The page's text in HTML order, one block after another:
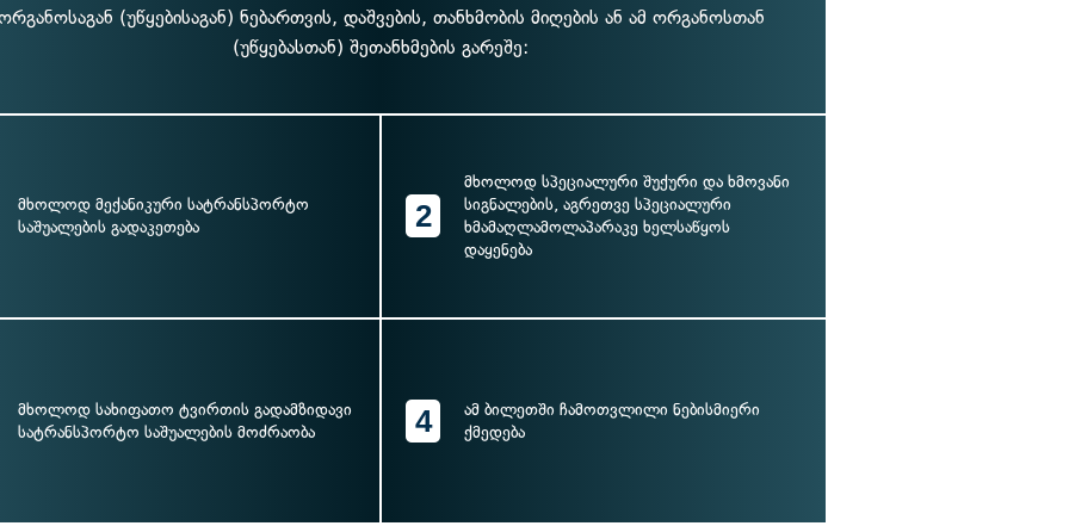
(უწყებისაგან) ნებართვის, დაშვების, თანხმობის მიღების ან ამ ორგანოსთან
(უწყებასთან) შეთანხმების გარეშე:
მხოლოდ მექანიკური სატრანსპორტო
საშუალების გადაკეთება
2
მხოლოდ სპეციალური შუქური და ხმოვანი
სიგნალების, აგრეთვე სპეციალური
ხმამაღლამოლაპარაკე ხელსაწყოს
დაყენება
მხოლოდ სახიფათო ტვირთის გადამზიდავი
სატრანსპორტო საშუალების მოძრაობა
4
ამ ბილეთში ჩამოთვლილი ნებისმიერი
ქმედება